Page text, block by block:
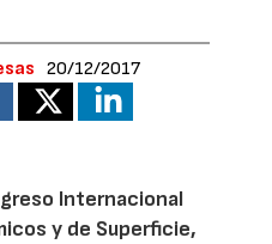
20/12/2017
Internacional
y de Superficie,